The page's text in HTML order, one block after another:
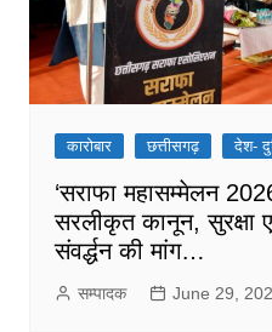
कारोबार छत्तीसगढ़ देश-
‘सराफा महासम्मेलन
सरलीकृत कानून, सुरक्षा
संवर्द्धन की मांग…
सम्पादक June 29,